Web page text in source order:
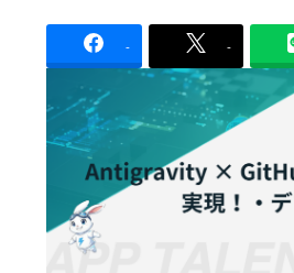
Contact
者
- -